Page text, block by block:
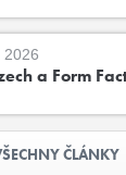
2026
a Form
ČLÁNKY